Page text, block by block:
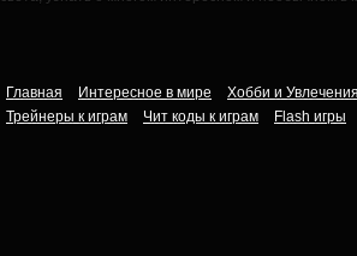
Главная Интересное в мире Хобби и Увлечения
Трейнеры к играм
Чит коды к играм Flash игры